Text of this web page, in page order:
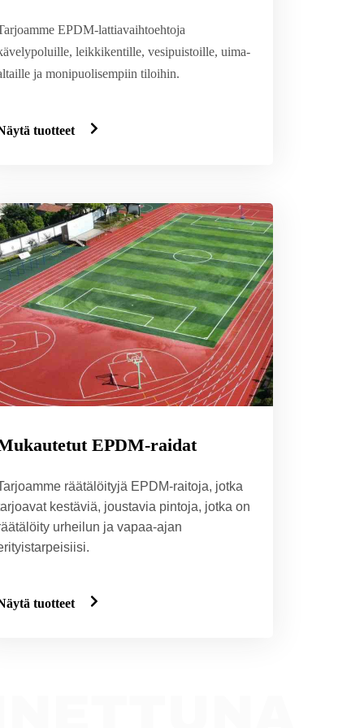
EPDM-lattiavaihtoehtoja
leikkikentille, vesipuistoille, uima-
ja monipuolisempiin tiloihin.
tuotteet
EPDM-raidat
räätälöityjä EPDM-raitoja, jotka
kestäviä, joustavia pintoja, jotka on
urheilun ja vapaa-ajan
tuotteet